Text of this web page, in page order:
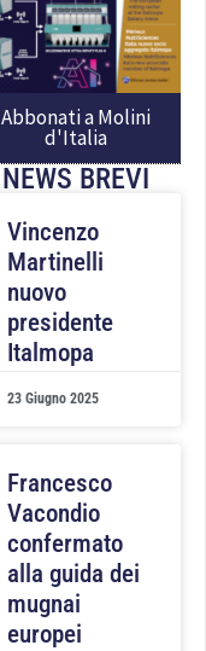
Abbonati a Molini
d'Italia
NEWS BREVI
Vincenzo
Martinelli
nuovo
presidente
Italmopa
23 Giugno 2025
Francesco
Vacondio
confermato
alla guida dei
mugnai
europei